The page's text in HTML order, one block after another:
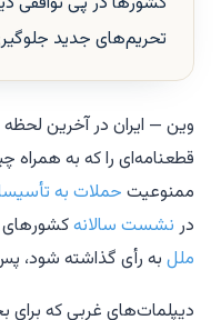
تحریم‌های جدید
وین — ایران در آخرین
قطعنامه‌ای را که به همراه
ممنوعیت حملات به
در نشست سالانه
ملل به رأی گذاشته شود،
دیپلمات‌های غربی که برای